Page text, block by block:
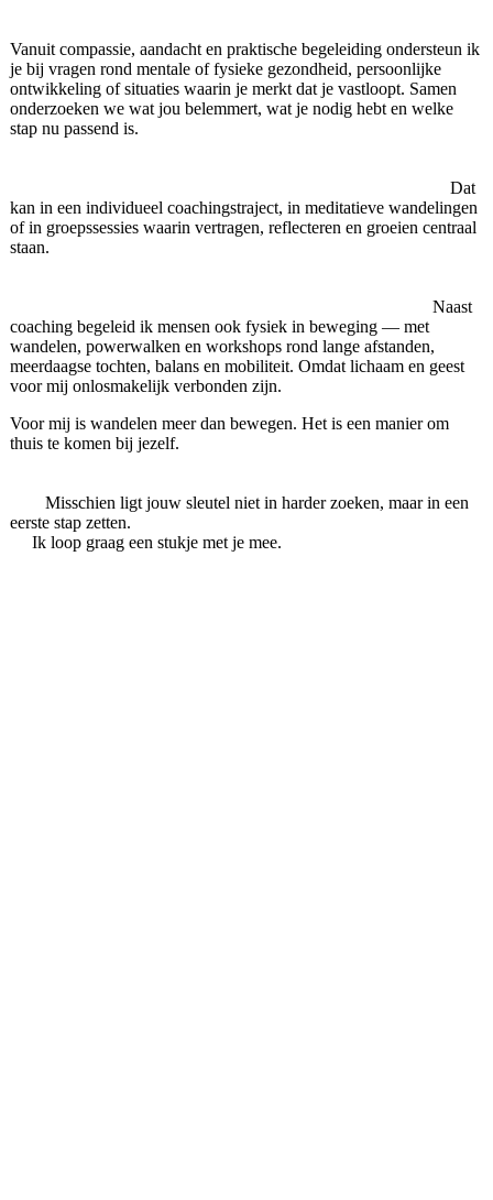
Vanuit compassie, aandacht en praktische begeleiding ondersteun ik
je bij vragen rond mentale of fysieke gezondheid, persoonlijke
ontwikkeling of situaties waarin je merkt dat je vastloopt. Samen
onderzoeken we wat jou belemmert, wat je nodig hebt en welke
stap nu passend is.
Dat
kan in een individueel coachingstraject, in meditatieve wandelingen
of in groepssessies waarin vertragen, reflecteren en groeien centraal
staan.
Naast
coaching begeleid ik mensen ook fysiek in beweging — met
wandelen, powerwalken en workshops rond lange afstanden,
meerdaagse tochten, balans en mobiliteit. Omdat lichaam en geest
voor mij onlosmakelijk verbonden zijn.
Voor mij is wandelen meer dan bewegen. Het is een manier om
thuis te komen bij jezelf.
Misschien ligt jouw sleutel niet in harder zoeken, maar in een
eerste stap zetten.
Ik loop graag een stukje met je mee.